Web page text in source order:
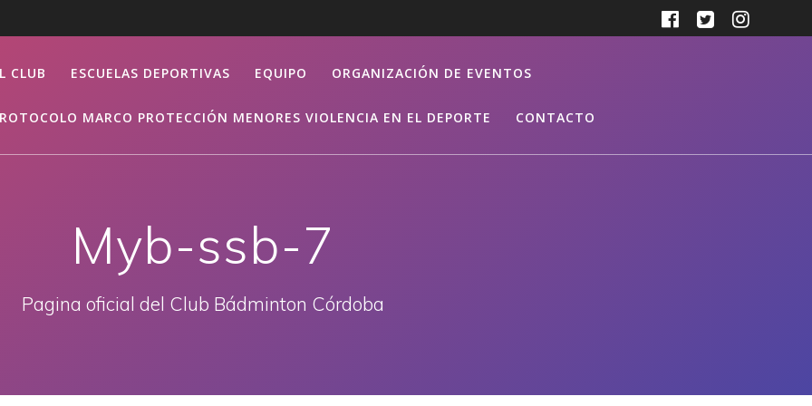
CLUB ESCUELAS DEPORTIVAS EQUIPO ORGANIZACIÓN DE EVENTOS
MARCO PROTECCIÓN MENORES VIOLENCIA EN EL DEPORTE CONTACTO
Myb-ssb-7
Pagina oficial del Club Bádminton Córdoba